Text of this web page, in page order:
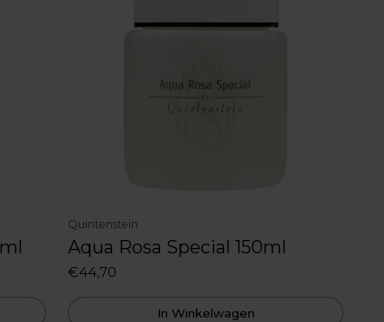
Quintenstein
Aqua Rosa Special 150ml
€44,70
In Winkelwagen